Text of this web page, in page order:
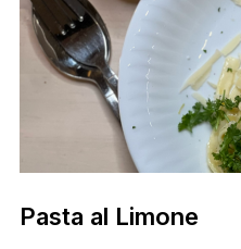
Pasta al Limone